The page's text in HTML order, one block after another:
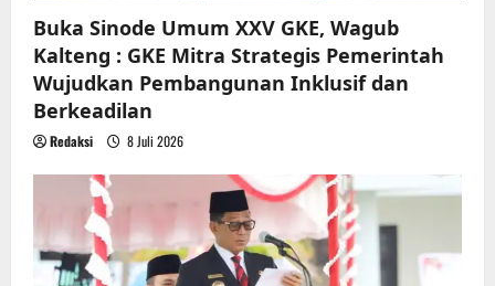
Buka Sinode Umum XXV GKE, Wagub
Kalteng : GKE Mitra Strategis Pemerintah
Wujudkan Pembangunan Inklusif dan
Berkeadilan
Redaksi 8 Juli 2026